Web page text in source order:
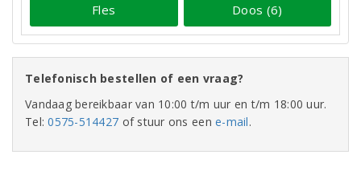
Fles Doos (6)
Telefonisch bestellen of een vraag?
Vandaag bereikbaar van 10:00 t/m uur en t/m 18:00 uur.
Tel:0575-514427 of stuur ons eene-mail.